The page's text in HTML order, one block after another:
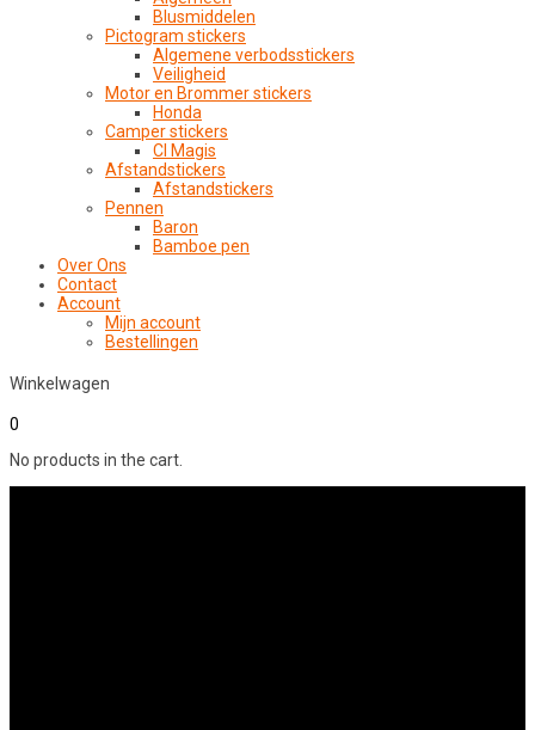
Blusmiddelen
Pictogram stickers
Algemene verbodsstickers
Veiligheid
Motor en Brommer stickers
Honda
Camper stickers
CI Magis
Afstandstickers
Afstandstickers
Pennen
Baron
Bamboe pen
Over Ons
Contact
Account
Mijn account
Bestellingen
Winkelwagen
0
No products in the cart.